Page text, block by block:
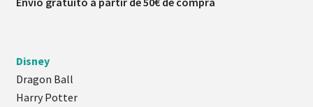
Disney
Dragon Ball
Harry Potter